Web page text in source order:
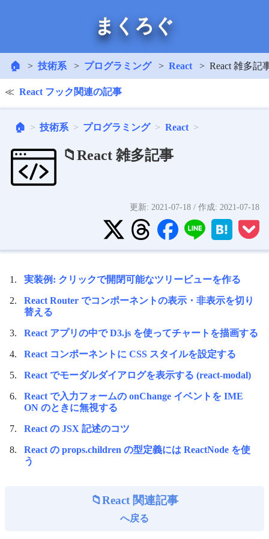
まくろぐ
🏠 技術系 プログラミング React React 雑多記
React フック関連の記事
🏠 技術系 プログラミング React
📁React 雑多記事
更新: 2021-07-18 / 作成: 2021-07-18
実装例: クリックで開閉可能なツリービューを作る
React Router でコンポーネントの表示・非表示を切り
替える
React アプリの中で D3.js を使ってチャートを描画する
React コンポーネントに CSS スタイルを設定する
React でモーダルダイアログを表示する (react-modal)
React で入力フォームの onChange イベントを IME
ON のときに無視する
React の JSX 記述のコツ
React の props.children の型定義には ReactNode を使
う
React 関連記事
へ戻る